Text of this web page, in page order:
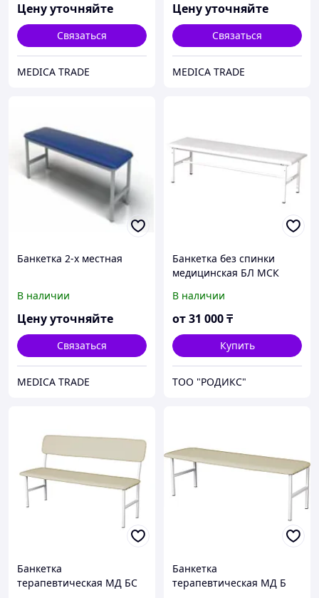
Цену уточняйте
Связаться
MEDICA TRADE
Цену уточняйте
Связаться
MEDICA TRADE
Банкетка 2-х местная
В наличии
Цену уточняйте
Связаться
MEDICA TRADE
Банкетка без спинки
медицинская БЛ МСК
В наличии
от31 000₸
Купить
ТОО "РОДИКС"
Банкетка
терапевтическая МД БС
Банкетка
терапевтическая МД Б